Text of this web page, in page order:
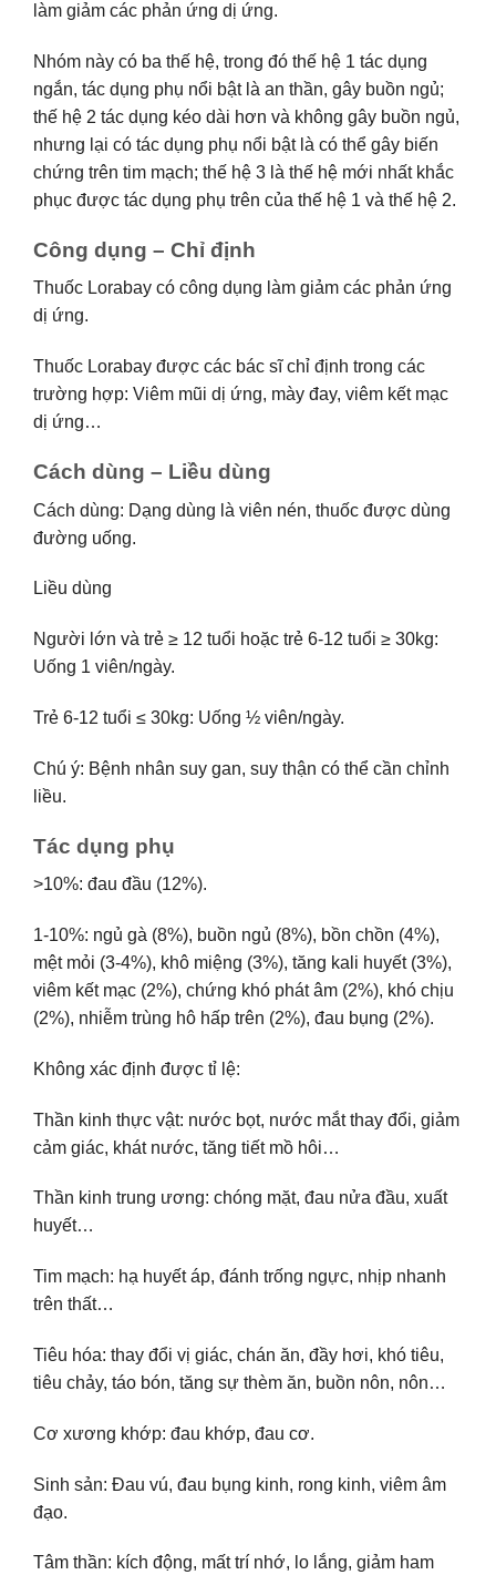
làm giảm các phản ứng dị ứng.
Nhóm này có ba thế hệ, trong đó thế hệ 1 tác dụng
ngắn, tác dụng phụ nổi bật là an thần, gây buồn ngủ;
thế hệ 2 tác dụng kéo dài hơn và không gây buồn ngủ,
nhưng lại có tác dụng phụ nổi bật là có thể gây biến
chứng trên tim mạch; thế hệ 3 là thế hệ mới nhất khắc
phục được tác dụng phụ trên của thế hệ 1 và thế hệ 2.
Công dụng – Chỉ định
Thuốc Lorabay có công dụng làm giảm các phản ứng
dị ứng.
Thuốc Lorabay được các bác sĩ chỉ định trong các
trường hợp: Viêm mũi dị ứng, mày đay, viêm kết mạc
dị ứng…
Cách dùng – Liều dùng
Cách dùng: Dạng dùng là viên nén, thuốc được dùng
đường uống.
Liều dùng
Người lớn và trẻ ≥ 12 tuổi hoặc trẻ 6-12 tuổi ≥ 30kg:
Uống 1 viên/ngày.
Trẻ 6-12 tuổi ≤ 30kg: Uống ½ viên/ngày.
Chú ý: Bệnh nhân suy gan, suy thận có thể cần chỉnh
liều.
Tác dụng phụ
>10%: đau đầu (12%).
1-10%: ngủ gà (8%), buồn ngủ (8%), bồn chồn (4%),
mệt mỏi (3-4%), khô miệng (3%), tăng kali huyết (3%),
viêm kết mạc (2%), chứng khó phát âm (2%), khó chịu
(2%), nhiễm trùng hô hấp trên (2%), đau bụng (2%).
Không xác định được tỉ lệ:
Thần kinh thực vật: nước bọt, nước mắt thay đổi, giảm
cảm giác, khát nước, tăng tiết mồ hôi…
Thần kinh trung ương: chóng mặt, đau nửa đầu, xuất
huyết…
Tim mạch: hạ huyết áp, đánh trống ngực, nhịp nhanh
trên thất…
Tiêu hóa: thay đổi vị giác, chán ăn, đầy hơi, khó tiêu,
tiêu chảy, táo bón, tăng sự thèm ăn, buồn nôn, nôn…
Cơ xương khớp: đau khớp, đau cơ.
Sinh sản: Đau vú, đau bụng kinh, rong kinh, viêm âm
đạo.
Tâm thần: kích động, mất trí nhớ, lo lắng, giảm ham